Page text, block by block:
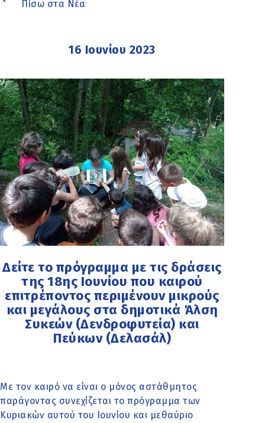
Πίσω στα Νέα
16 Ιουνίου 2023
Δείτε το πρόγραμμα με τις δράσεις
της 18ης Ιουνίου που καιρού
επιτρέποντος περιμένουν μικρούς
και μεγάλους στα δημοτικά Άλση
Συκεών (Δενδροφυτεία) και
Πεύκων (Δελασάλ)
Με τον καιρό να είναι ο μόνος αστάθμητος
παράγοντας συνεχίζεται το πρόγραμμα των
Κυριακών αυτού του Ιουνίου και μεθαύριο